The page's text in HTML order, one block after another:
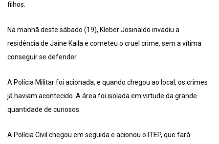
filhos.
Na manhã deste sábado (19), Kleber Josinaldo invadiu a
residência de Jaíne Kaila e cometeu o cruel crime, sem a vítima
conseguir se defender.
A Polícia Militar foi acionada, e quando chegou ao local, os crimes
já haviam acontecido. A área foi isolada em virtude da grande
quantidade de curiosos.
A Polícia Civil chegou em seguida e acionou o ITEP, que fará